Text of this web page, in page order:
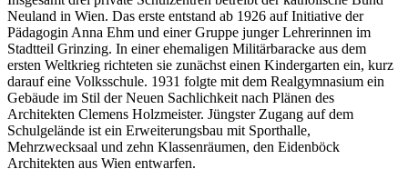
Neuland in Wien. Das erste entstand ab 1926 auf Initiative der
Pädagogin Anna Ehm und einer Gruppe junger Lehrerinnen im
Stadtteil Grinzing. In einer ehemaligen Militärbaracke aus dem
ersten Weltkrieg richteten sie zunächst einen Kindergarten ein, kurz
darauf eine Volksschule. 1931 folgte mit dem Realgymnasium ein
Gebäude im Stil der Neuen Sachlichkeit nach Plänen des
Architekten Clemens Holzmeister. Jüngster Zugang auf dem
Schulgelände ist ein Erweiterungsbau mit Sporthalle,
Mehrzwecksaal und zehn Klassenräumen, den Eidenböck
Architekten aus Wien entwarfen.